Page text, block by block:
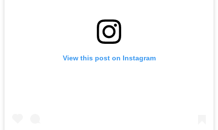
View this post on Instagram